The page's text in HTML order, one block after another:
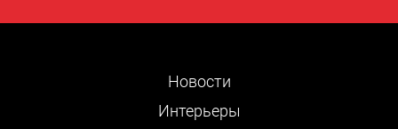
Новости
Интерьеры